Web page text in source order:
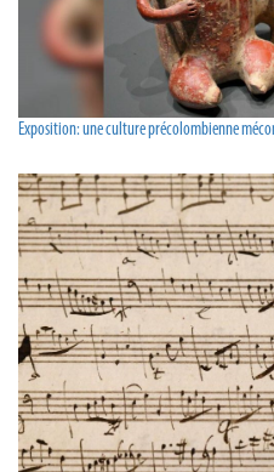
Exposition: une culture précolombienne